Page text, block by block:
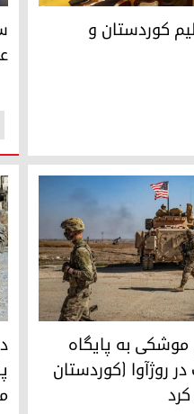
با داعش است
کوردستان و وزارت دفاع
کوردستان و
روژآوا (کوردستان سوریە)
به پایگاه
روژآوا (کوردستان